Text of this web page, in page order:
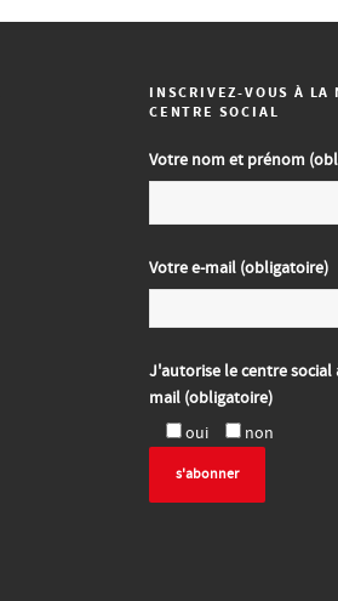
INSCRIVEZ-VOUS À LA
CENTRE SOCIAL
Votre nom et prénom
Votre e-mail (obligatoire)
J'autorise le centre
mail (obligatoire)
oui
non